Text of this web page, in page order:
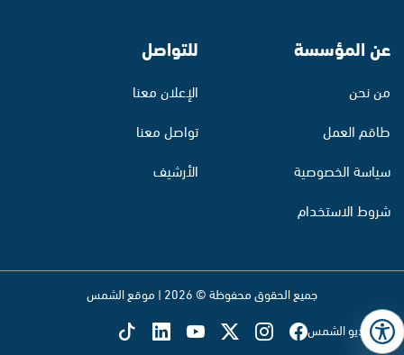
عن المؤسسة
من نحن
طاقم العمل
سياسة الخصوصية
شروط الاستخدام
للتواصل
الإعلان معنا
تواصل معنا
الأرشيف
جميع الحقوق محفوظة © 2026 | موقع الشمس
تابع راديو الشمس